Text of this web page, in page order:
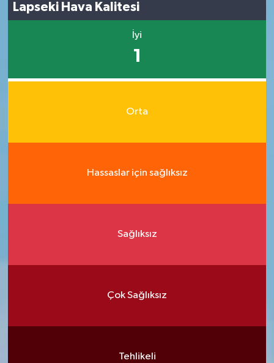
Lapseki Hava Kalitesi
İyi
1
Orta
Hassaslar için sağlıksız
Sağlıksız
Çok Sağlıksız
Tehlikeli